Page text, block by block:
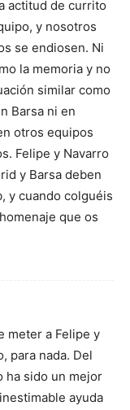
actitud de currito
y nosotros
se endiosen. Ni
la memoria y no
similar como
Barsa ni en
otros equipos
Felipe y Navarro
y Barsa deben
y cuando colguéis
que os
meter a Felipe y
para nada. Del
ha sido un mejor
ayuda